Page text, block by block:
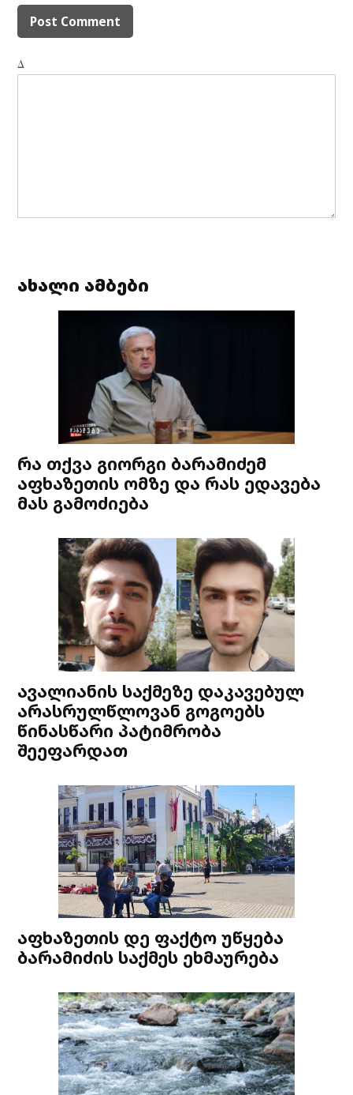
Δ
ახალი ამბები
რა თქვა გიორგი ბარამიძემ
აფხაზეთის ომზე და რას ედავება
მას გამოძიება
ავალიანის საქმეზე დაკავებულ
არასრულწლოვან გოგოებს
წინასწარი პატიმრობა
შეეფარდათ
აფხაზეთის დე ფაქტო უწყება
ბარამიძის საქმეს ეხმაურება